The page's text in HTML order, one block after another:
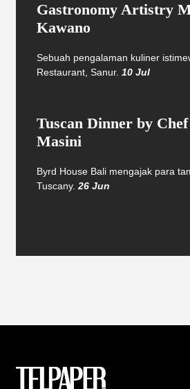
Gastronomy Artistry
Kawano
Sebuah pengalaman kuliner
Restaurant, Sanur. 10 Jul
Tuscan Dinner by
Masini
Byrd House Bali mengajak para
Tuscany.26 Jun